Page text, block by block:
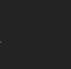
.